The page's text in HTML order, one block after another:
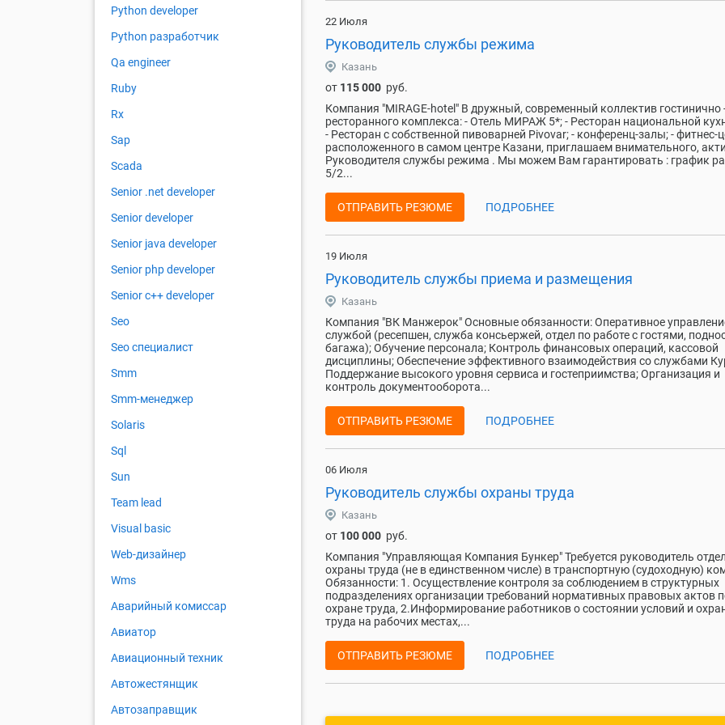
22 Июля
Руководитель службы режима
Казань
от 115 000 руб.
Компания "MIRAGE-hotel" В дружный, современный коллектив гостинично
ресторанного комплекса: - Отель МИРАЖ 5*; - Ресторан национальной
- Ресторан с собственной пивоварней Pivovar; - конференц-залы; - фитнес-
расположенного в самом центре Казани, приглашаем внимательного,
Руководителя службы режима . Мы можем Вам гарантировать : график
5/2...
ОТПРАВИТЬ РЕЗЮМЕ ПОДРОБНЕЕ
19 Июля
Руководитель службы приема и размещения
Казань
Компания "ВК Манжерок" Основные обязанности: Оперативное
службой (ресепшен, служба консьержей, отдел по работе с гостями,
багажа); Обучение персонала; Контроль финансовых операций, кассовой
дисциплины; Обеспечение эффективного взаимодействия со службами
Поддержание высокого уровня сервиса и гостеприимства; Организация и
контроль документооборота...
ОТПРАВИТЬ РЕЗЮМЕ ПОДРОБНЕЕ
06 Июля
Руководитель службы охраны труда
Казань
от 100 000 руб.
Компания "Управляющая Компания Бункер" Требуется руководитель
охраны труда (не в единственном числе) в транспортную (судоходную)
Обязанности: 1. Осуществление контроля за соблюдением в структурных
подразделениях организации требований нормативных правовых актов
охране труда, 2.Информирование работников о состоянии условий и
труда на рабочих местах,...
ОТПРАВИТЬ РЕЗЮМЕ ПОДРОБНЕЕ
Python developer
Python разработчик
Qa engineer
Ruby
Rx
Sap
Scada
Senior .net developer
Senior developer
Senior java developer
Senior php developer
Senior с++ developer
Seo
Seo специалист
Smm
Smm-менеджер
Solaris
Sql
Sun
Team lead
Visual basic
Web-дизайнер
Wms
Аварийный комиссар
Авиатор
Авиационный техник
Автожестянщик
Автозаправщик